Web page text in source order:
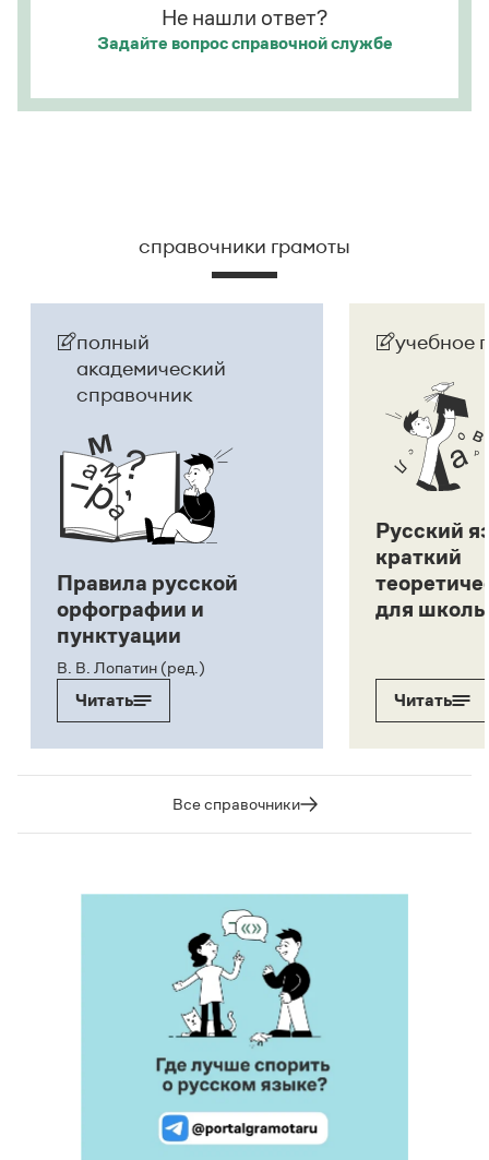
Не нашли ответ?
Задайте вопроссправочной службе
справочники грамоты
полный
академический
справочник
Правила русской
орфографии и
пунктуации
В. В. Лопатин (ред.)
Читать
учебное
Русский
краткий
для
Читать
Все справочники